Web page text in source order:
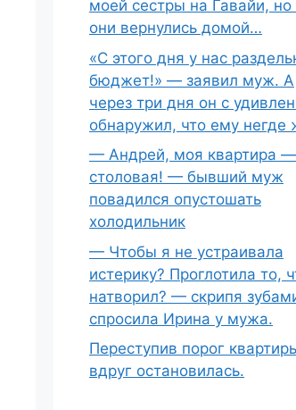
моей сестры на Гавайи, но
они вернулись домой…
«С этого дня у нас
бюджет!» — заявил муж. А
через три дня он с
обнаружил, что ему негде
— Андрей, моя квартира
столовая! — бывший муж
повадился опустошать
холодильник
— Чтобы я не устраивала
истерику? Проглотила то,
натворил? — скрипя
спросила Ирина у мужа.
Переступив порог
вдруг остановилась.